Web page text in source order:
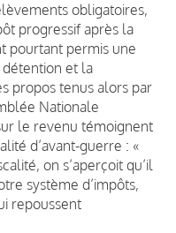
obligatoires,
progressif après la
pourtant permis une
et la
propos tenus alors par
Nationale
le revenu témoignent
d’avant-guerre : «
on s’aperçoit qu’il
système d’impôts,
repoussent